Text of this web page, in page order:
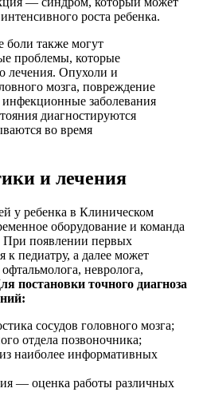
роста ребенка.
боли также могут
проблемы, которые
лечения. Опухоли и
мозга, повреждение
заболевания
диагностируются
во время
и лечения
у ребенка в Клиническом
оборудование и команда
При появлении первых
к педиатру, а далее может
невролога,
постановки точного диагноза
сосудов головного мозга;
отдела позвоночника;
наиболее информативных
— оценка работы различных